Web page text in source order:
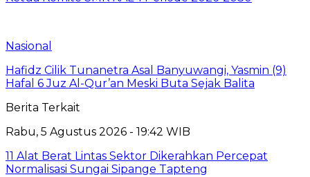
Nasional
Hafidz Cilik Tunanetra Asal Banyuwangi, Yasmin (9)
Hafal 6 Juz Al-Qur’an Meski Buta Sejak Balita
Berita Terkait
Rabu, 5 Agustus 2026 - 19:42 WIB
11 Alat Berat Lintas Sektor Dikerahkan Percepat
Normalisasi Sungai Sipange Tapteng